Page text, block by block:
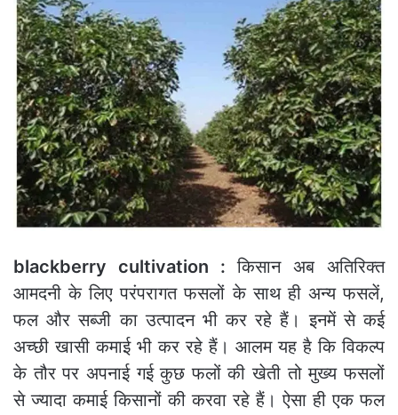
blackberry cultivation : किसान अब अतिरिक्त
आमदनी के लिए परंपरागत फसलों के साथ ही अन्य फसलें,
फल और सब्जी का उत्पादन भी कर रहे हैं। इनमें से कई
अच्छी खासी कमाई भी कर रहे हैं। आलम यह है कि विकल्प
के तौर पर अपनाई गई कुछ फलों की खेती तो मुख्य फसलों
से ज्यादा कमाई किसानों की करवा रहे हैं। ऐसा ही एक फल